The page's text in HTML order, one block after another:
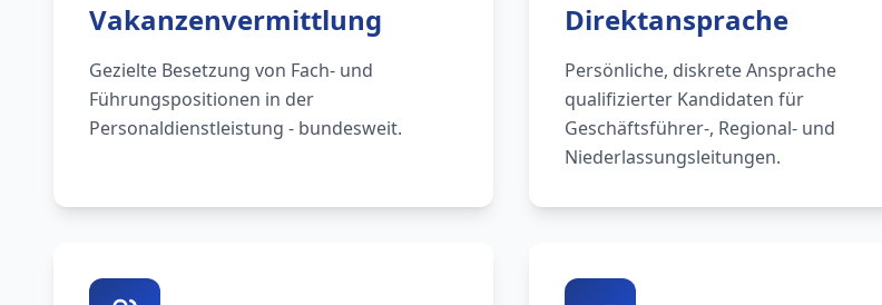
Vakanzenvermittlung
Gezielte Besetzung von Fach- und
Führungspositionen in der
Personaldienstleistung - bundesweit.
Direktansprache
Persönliche, diskrete Ansprache
qualifizierter Kandidaten für
Geschäftsführer-, Regional- und
Niederlassungsleitungen.